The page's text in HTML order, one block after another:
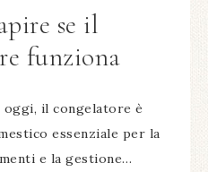
se il
funziona​
il congelatore è
essenziale per la
e la gestione…